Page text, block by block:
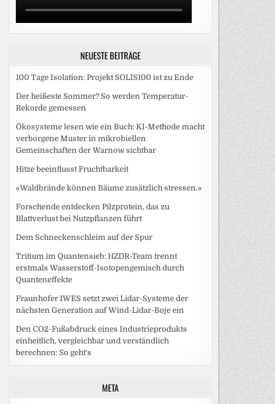
NEUESTE BEITRÄGE
100 Tage Isolation: Projekt SOLIS100 ist zu Ende
Der heißeste Sommer? So werden Temperatur-
Rekorde gemessen
Ökosysteme lesen wie ein Buch: KI-Methode macht
verborgene Muster in mikrobiellen
Gemeinschaften der Warnow sichtbar
Hitze beeinflusst Fruchtbarkeit
«Waldbrände können Bäume zusätzlich stressen.»
Forschende entdecken Pilzprotein, das zu
Blattverlust bei Nutzpflanzen führt
Dem Schneckenschleim auf der Spur
Tritium im Quantensieb: HZDR-Team trennt
erstmals Wasserstoff-Isotopengemisch durch
Quanteneffekte
Fraunhofer IWES setzt zwei Lidar-Systeme der
nächsten Generation auf Wind-Lidar-Boje ein
Den CO2-Fußabdruck eines Industrieprodukts
einheitlich, vergleichbar und verständlich
berechnen: So geht‘s
META